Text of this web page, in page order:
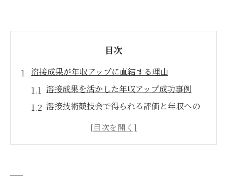
目次
溶接成果が年収アップに直結する理由
溶接成果を活かした年収アップ成功事例
溶接技術競技会で得られる評価と年収への